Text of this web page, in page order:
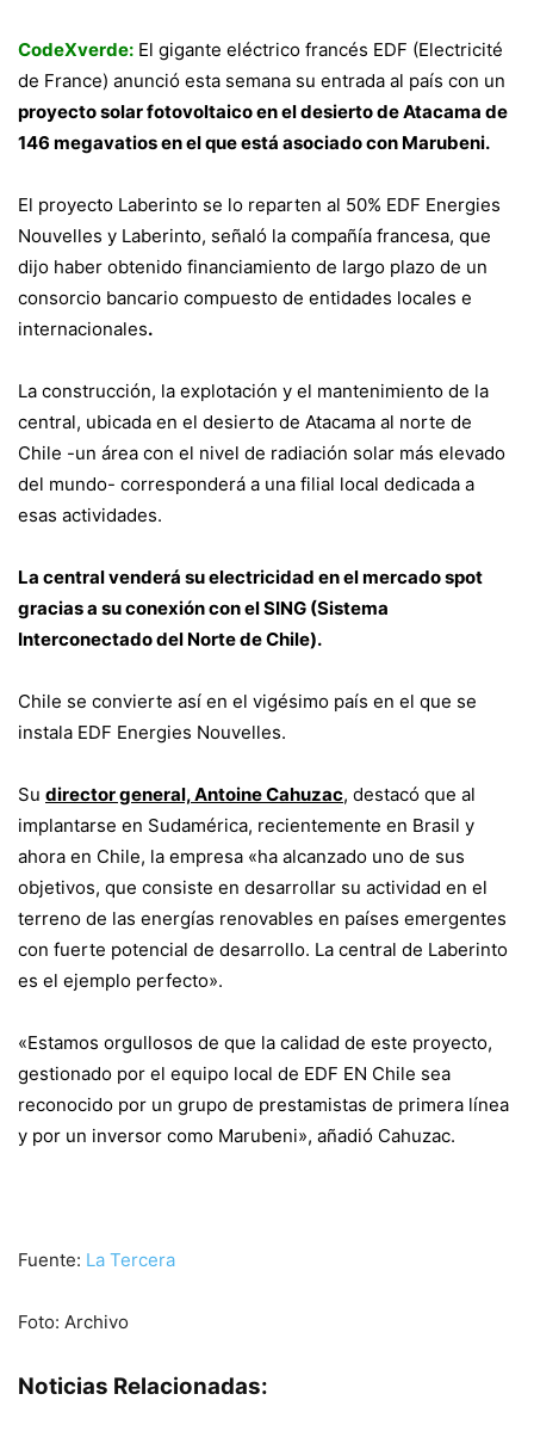
CodeXverde: El gigante eléctrico francés EDF (Electricité
de France) anunció esta semana su entrada al país con un
proyecto solar fotovoltaico en el desierto de Atacama de
146 megavatios en el que está asociado con Marubeni.
El proyecto Laberinto se lo reparten al 50% EDF Energies
Nouvelles y Laberinto, señaló la compañía francesa, que
dijo haber obtenido financiamiento de largo plazo de un
consorcio bancario compuesto de entidades locales e
internacionales.
La construcción, la explotación y el mantenimiento de la
central, ubicada en el desierto de Atacama al norte de
Chile -un área con el nivel de radiación solar más elevado
del mundo- corresponderá a una filial local dedicada a
esas actividades.
La central venderá su electricidad en el mercado spot
gracias a su conexión con el SING (Sistema
Interconectado del Norte de Chile).
Chile se convierte así en el vigésimo país en el que se
instala EDF Energies Nouvelles.
Su director general, Antoine Cahuzac, destacó que al
implantarse en Sudamérica, recientemente en Brasil y
ahora en Chile, la empresa «ha alcanzado uno de sus
objetivos, que consiste en desarrollar su actividad en el
terreno de las energías renovables en países emergentes
con fuerte potencial de desarrollo. La central de Laberinto
es el ejemplo perfecto».
«Estamos orgullosos de que la calidad de este proyecto,
gestionado por el equipo local de EDF EN Chile sea
reconocido por un grupo de prestamistas de primera línea
y por un inversor como Marubeni», añadió Cahuzac.
Fuente: La Tercera
Foto: Archivo
Noticias Relacionadas: